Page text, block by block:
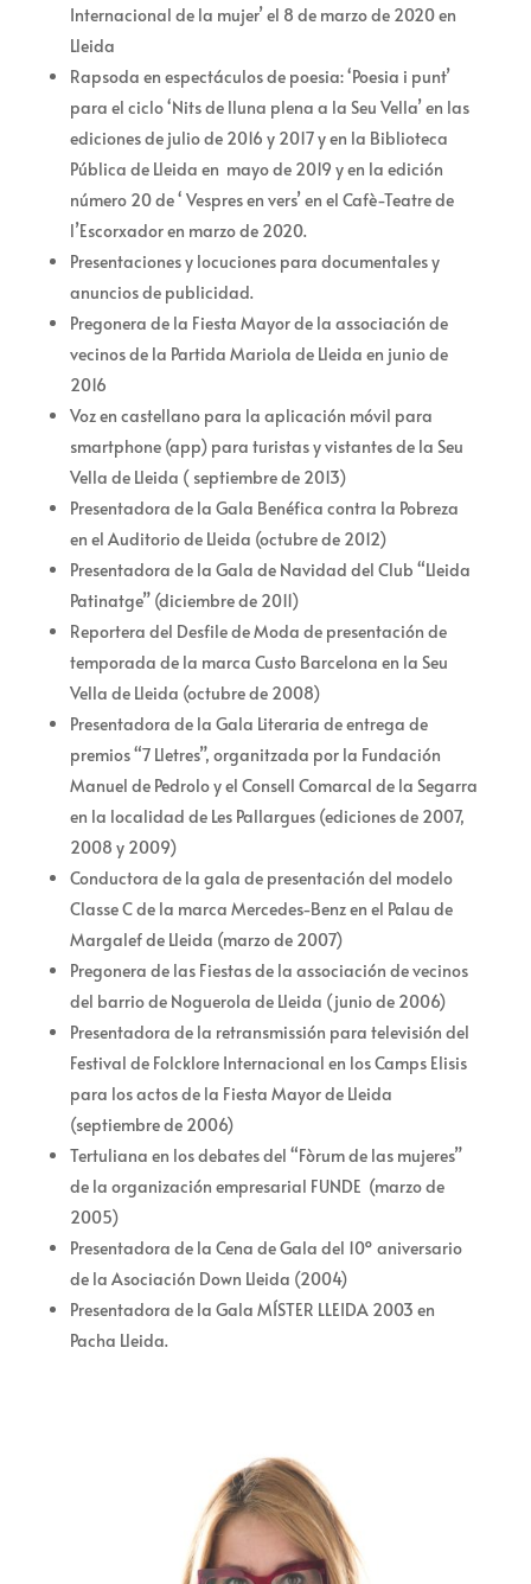
Internacional de la mujer’ el 8 de marzo de 2020 en
Lleida
Rapsoda en espectáculos de poesia: ‘Poesia i punt’
para el ciclo ‘Nits de lluna plena a la Seu Vella’ en las
ediciones de julio de 2016 y 2017 y en la Biblioteca
Pública de Lleida en mayo de 2019 y en la edición
número 20 de ‘ Vespres en vers’ en el Cafè-Teatre de
l’Escorxador en marzo de 2020.
Presentaciones y locuciones para documentales y
anuncios de publicidad.
Pregonera de la Fiesta Mayor de la associación de
vecinos de la Partida Mariola de Lleida en junio de
2016
Voz en castellano para la aplicación móvil para
smartphone (app) para turistas y vistantes de la Seu
Vella de Lleida ( septiembre de 2013)
Presentadora de la Gala Benéfica contra la Pobreza
en el Auditorio de Lleida (octubre de 2012)
Presentadora de la Gala de Navidad del Club “Lleida
Patinatge” (diciembre de 2011)
Reportera del Desfile de Moda de presentación de
temporada de la marca Custo Barcelona en la Seu
Vella de Lleida (octubre de 2008)
Presentadora de la Gala Literaria de entrega de
premios “7 Lletres”, organitzada por la Fundación
Manuel de Pedrolo y el Consell Comarcal de la Segarra
en la localidad de Les Pallargues (ediciones de 2007,
2008 y 2009)
Conductora de la gala de presentación del modelo
Classe C de la marca Mercedes-Benz en el Palau de
Margalef de Lleida (marzo de 2007)
Pregonera de las Fiestas de la associación de vecinos
del barrio de Noguerola de Lleida (junio de 2006)
Presentadora de la retransmissión para televisión del
Festival de Folcklore Internacional en los Camps Elisis
para los actos de la Fiesta Mayor de Lleida
(septiembre de 2006)
Tertuliana en los debates del “Fòrum de las mujeres”
de la organización empresarial FUNDE (marzo de
2005)
Presentadora de la Cena de Gala del 10º aniversario
de la Asociación Down Lleida (2004)
Presentadora de la Gala MÍSTER LLEIDA 2003 en
Pacha Lleida.